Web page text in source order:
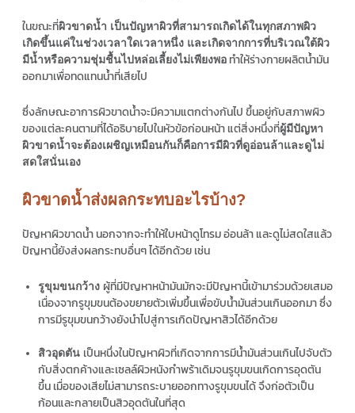
ในขณะที่ผิวขาดน้ำ เป็นปัญหาผิวที่สามารถเกิดได้ในทุกสภาพผิว
เกิดขึ้นแค่ในช่วงเวลาใดเวลาหนึ่ง และเกิดจากการที่บริเวณใต้ผิว
มีน้ำหรือความชุ่มชื้นไปหล่อเลี้ยงไม่เพียงพอ ทำให้ร่างกายผลิตน้ำมัน
ออกมาเพื่อทดแทนน้ำที่เสียไป
ซึ่งลักษณะอาการผิวขาดน้ำจะมีความแตกต่างกันไป ขึ้นอยู่กับสภาพผิว
ของแต่ละคนตามที่ได้อธิบายไปในหัวข้อก่อนหน้า แต่สิ่งหนึ่งที่ผู้มีปัญหา
ผิวขาดน้ำจะต้องเผชิญเหมือนกันก็คือการมีผิวที่ดูอ่อนล้าและดูไม่
สดใสนั่นเอง
ผิวขาดน้ำส่งผลกระทบอะไรบ้าง?
ปัญหาผิวขาดน้ำ นอกจากจะทำให้ใบหน้าดูโทรม อ่อนล้า และดูไม่สดใสแล้ว
ปัญหานี้ยังส่งผลกระทบอื่นๆ ได้อีกด้วย เช่น
รูขุมขนกว้าง ผู้ที่มีปัญหาหน้ามันมักจะมีปัญหานี้เข้ามาร่วมด้วยเสมอ
เนื่องจากรูขุมขนต้องขยายตัวเพิ่มขึ้นเพื่อขับน้ำมันส่วนเกินออกมา ซึ่ง
การมีรูขุมขนกว้างยังนำไปสู่การเกิดปัญหาสิวได้อีกด้วย
สิวอุดตัน เป็นหนึ่งในปัญหาผิวที่เกิดจากการมีน้ำมันส่วนเกินไปจับตัว
กับสิ่งตกค้างและเซลล์ผิวหนังกำพร้าเดิมจนรูขุมขนเกิดการอุดตัน
ขึ้น เมื่อของเสียไม่สามารถระบายออกทางรูขุมขนได้ จึงก่อตัวเป็น
ก้อนและกลายเป็นสิวอุดตันในที่สุด